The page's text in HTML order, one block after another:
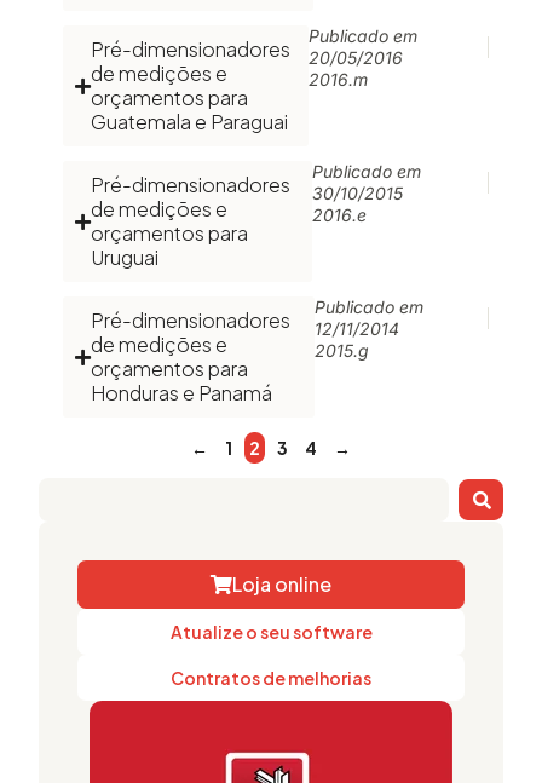
Loja online
Atualize o seu software
Contratos de melhorias
Pré-dimensionadores
de medições e
orçamentos para
Guatemala e Paraguai
Publicado em
20/05/2016
2016.m
Pré-dimensionadores
de medições e
orçamentos para
Uruguai
Publicado em
30/10/2015
2016.e
Pré-dimensionadores
de medições e
orçamentos para
Honduras e Panamá
Publicado em
12/11/2014
2015.g
← 1 2 3 4 →